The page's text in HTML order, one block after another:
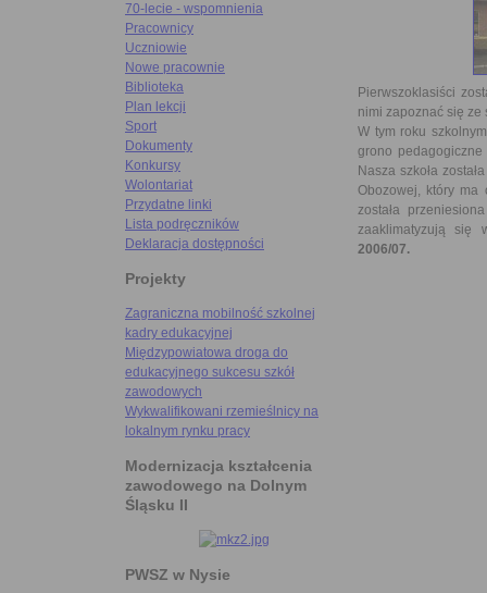
70-lecie - wspomnienia
Pracownicy
Uczniowie
Nowe pracownie
Biblioteka
Plan lekcji
Sport
Dokumenty
Konkursy
Wolontariat
Przydatne linki
Lista podręczników
Deklaracja dostępności
Projekty
Zagraniczna mobilność szkolnej
kadry edukacyjnej
Międzypowiatowa droga do
edukacyjnego sukcesu szkół
zawodowych
Wykwalifikowani rzemieślnicy na
lokalnym rynku pracy
Modernizacja kształcenia
zawodowego na Dolnym
Śląsku II
PWSZ w Nysie
Pierwszoklasiści
nimi zapoznać się ze
W tym roku
grono pedagogiczne
Nasza szkoła
Obozowej, który ma
została
zaaklimatyzują się
2006/07.